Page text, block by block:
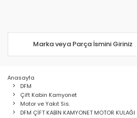
Anasayfa
DFM
Çift Kabin Kamyonet
Motor ve Yakıt Sis.
DFM ÇİFT KABİN KAMYONET MOTOR KULAĞI